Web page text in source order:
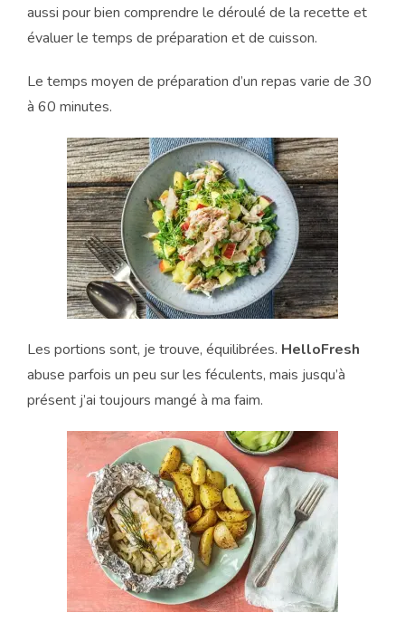
aussi pour bien comprendre le déroulé de la recette et
évaluer le temps de préparation et de cuisson.
Le temps moyen de préparation d’un repas varie de 30
à 60 minutes.
Les portions sont, je trouve, équilibrées. HelloFresh
abuse parfois un peu sur les féculents, mais jusqu’à
présent j’ai toujours mangé à ma faim.